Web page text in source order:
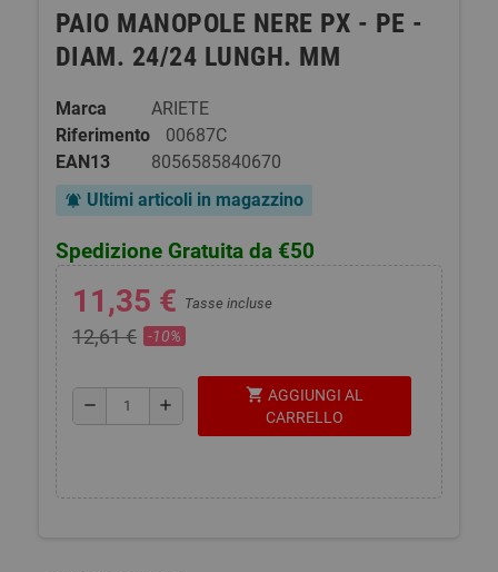
PAIO MANOPOLE NERE PX - PE -
DIAM. 24/24 LUNGH. MM
Marca
ARIETE
Riferimento
00687C
EAN13
8056585840670
notifications_active Ultimi articoli in magazzino
Spedizione Gratuita da €50
11,35 € Tasse incluse
12,61 € -10%
remove add
shopping_cart AGGIUNGI AL
CARRELLO